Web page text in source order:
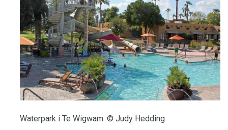
Waterpark i Te Wigwam. © Judy Hedding